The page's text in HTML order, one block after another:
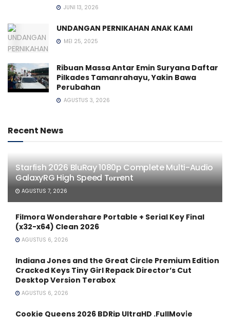
JUNI 13, 2026
UNDANGAN PERNIKAHAN ANAK KAMI
MEI 25, 2025
Ribuan Massa Antar Emin Suryana Daftar
Pilkades Tamanrahayu, Yakin Bawa
Perubahan
AGUSTUS 3, 2026
Recent News
Starfish 2026 BluRay 1080p Complete Multi-Audio
GalaxyRG High Speed T𝐨𝐫𝐫ent
AGUSTUS 7, 2026
Filmora Wondershare Portable + Serial Key Final
(x32-x64) Clean 2026
AGUSTUS 6, 2026
Indiana Jones and the Great Circle Premium Edition
Cracked Keys Tiny Girl Repack Director’s Cut
Desktop Version Terabox
AGUSTUS 6, 2026
Cookie Queens 2026 BDRip UltraHD .FullMov𝗂e